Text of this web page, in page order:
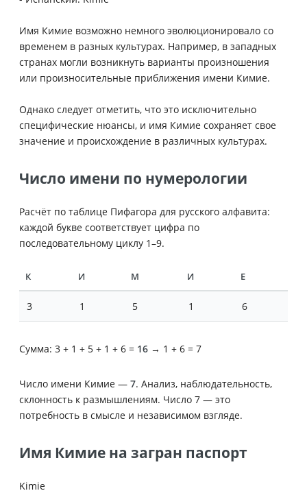
Имя Кимие возможно немного эволюционировало со
временем в разных культурах. Например, в западных
странах могли возникнуть варианты произношения
или произносительные приближения имени Кимие.
Однако следует отметить, что это исключительно
специфические нюансы, и имя Кимие сохраняет свое
значение и происхождение в различных культурах.
Число имени по нумерологии
Расчёт по таблице Пифагора для русского алфавита:
каждой букве соответствует цифра по
последовательному циклу 1–9.
К И М И Е
3 1 5 1 6
Сумма: 3 + 1 + 5 + 1 + 6 = 16 → 1 + 6 = 7
Число имени Кимие — 7. Анализ, наблюдательность,
склонность к размышлениям. Число 7 — это
потребность в смысле и независимом взгляде.
Имя Кимие на загран паспорт
Kimie